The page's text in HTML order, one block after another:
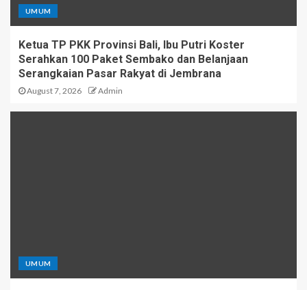
UMUM
Ketua TP PKK Provinsi Bali, Ibu Putri Koster
Serahkan 100 Paket Sembako dan Belanjaan
Serangkaian Pasar Rakyat di Jembrana
August 7, 2026 Admin
UMUM